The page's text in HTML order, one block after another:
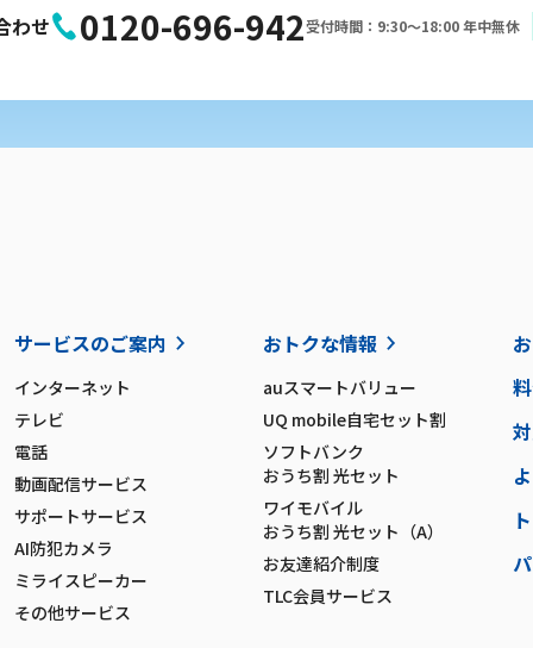
わせ 0120-696-942受付時間：9:30〜18:00 年中無休
サービスのご案内
インターネット
テレビ
電話
動画配信サービス
サポートサービス
AI防犯カメラ
ミライスピーカー
その他サービス
おトクな情報
auスマートバリュー
UQ mobile自宅セット割
ソフトバンク
おうち割 光セット
ワイモバイル
おうち割 光セット（A）
お友達紹介制度
TLC会員サービス